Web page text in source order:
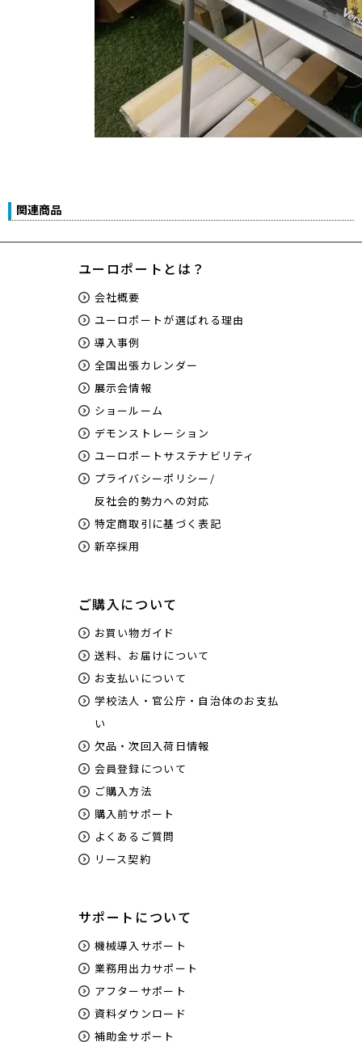
関連商品
ユーロポートとは？
会社概要
ユーロポートが選ばれる理由
導入事例
全国出張カレンダー
展示会情報
ショールーム
デモンストレーション
ユーロポートサステナビリティ
プライバシーポリシー/
反社会的勢力への対応
特定商取引に基づく表記
新卒採用
ご購入について
お買い物ガイド
送料、お届けについて
お支払いについて
学校法人・官公庁・自治体のお支払
い
欠品・次回入荷日情報
会員登録について
ご購入方法
購入前サポート
よくあるご質問
リース契約
サポートについて
機械導入サポート
業務用出力サポート
アフターサポート
資料ダウンロード
補助金サポート